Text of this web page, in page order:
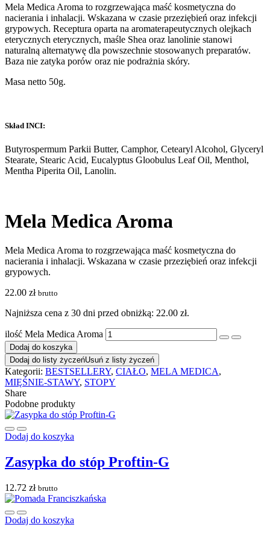
Mela Medica Aroma to rozgrzewająca maść kosmetyczna do
nacierania i inhalacji. Wskazana w czasie przeziębień oraz infekcji
grypowych. Receptura oparta na aromaterapeutycznych olejkach
eterycznych eterycznych, maśle Shea oraz lanolinie stanowi
naturalną alternatywę dla powszechnie stosowanych preparatów.
Baza nie zatyka porów oraz nie podrażnia skóry.
Masa netto 50g.
Skład INCI:
Butyrospermum Parkii Butter, Camphor, Cetearyl Alcohol, Glyceryl
Stearate, Stearic Acid, Eucalyptus Gloobulus Leaf Oil, Menthol,
Mentha Piperita Oil, Lanolin.
Mela Medica Aroma
Mela Medica Aroma to rozgrzewająca maść kosmetyczna do
nacierania i inhalacji. Wskazana w czasie przeziębień oraz infekcji
grypowych.
22.00 zł brutto
Najniższa cena z 30 dni przed obniżką: 22.00 zł.
ilość Mela Medica Aroma
Dodaj do koszyka
Dodaj do listy życzeńUsuń z listy życzeń
Kategorii: BESTSELLERY, CIAŁO, MELA MEDICA,
MIĘŚNIE-STAWY, STOPY
Share
Podobne produkty
Dodaj do koszyka
Zasypka do stóp Proftin-G
12.72 zł brutto
Dodaj do koszyka